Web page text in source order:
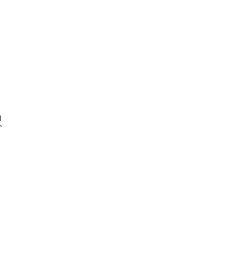
：00
~9：00
虚无的日记和SNS中，传播时间和内容等
同一处拥有稻田、农场和栗子园。
菜。
赏到当季最时令蔬菜的收获，在栗子
品牌栗子之一的“丹波栗子”的收获。